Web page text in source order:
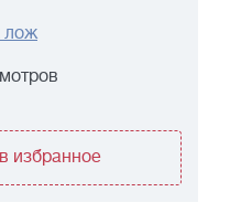
лож
избранное